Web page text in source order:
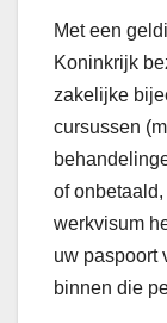
Met een
Koninkrijk
zakelijke
cursussen
of
werkvisum
uw paspoort
binnen die